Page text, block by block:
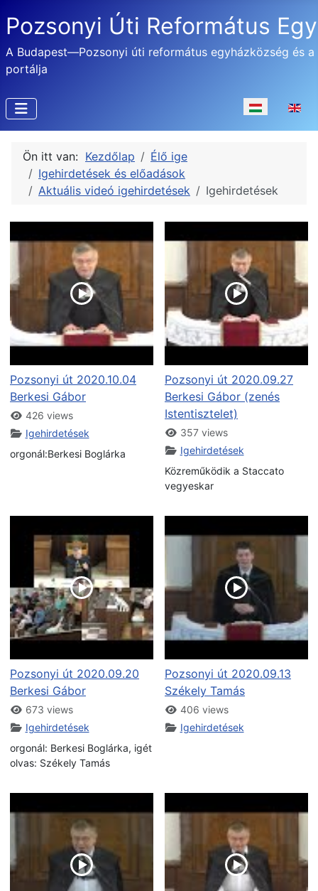
Pozsonyi Úti Református
A Budapest—Pozsonyi úti református egyházközség és a
portálja
Válasszon
Ön itt van: Kezdőlap
Élő ige
Igehirdetések és előadások
Aktuális videó igehirdetések
Igehirdetések
Pozsonyi út 2020.10.04
Berkesi Gábor
426 views
Igehirdetések
orgonál:Berkesi Boglárka
Pozsonyi út 2020.09.27
Berkesi Gábor (zenés
Istentisztelet)
357 views
Igehirdetések
Közreműködik a Staccato
vegyeskar
Pozsonyi út 2020.09.20
Berkesi Gábor
673 views
Igehirdetések
orgonál: Berkesi Boglárka, igét
olvas: Székely Tamás
Pozsonyi út 2020.09.13
Székely Tamás
406 views
Igehirdetések